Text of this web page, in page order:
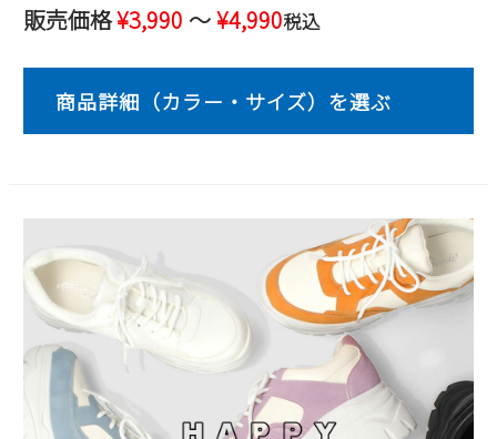
2026 年9月
日 月 火 水 木 金
土
1
2 3 4
27
28 29 30
新規会員登録
会社概要
販売価格¥3,990 〜¥4,990税込